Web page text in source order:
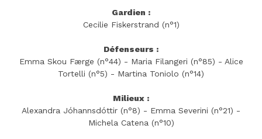
Gardien :
Cecilie Fiskerstrand (n°1)
Défenseurs :
Emma Skou Færge (n°44) - Maria Filangeri (n°85) - Alice
Tortelli (n°5) - Martina Toniolo (n°14)
Milieux :
Alexandra Jóhannsdóttir (n°8) - Emma Severini (n°21) -
Michela Catena (n°10)